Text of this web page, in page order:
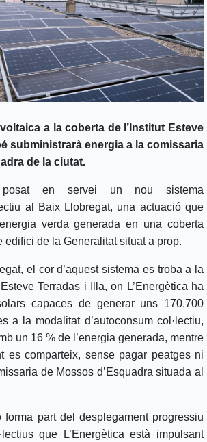
a la coberta de l’Institut Esteve
subministrarà energia a la comissaria
de la ciutat.
posat en servei un nou sistema
al Baix Llobregat, una actuació que
verda generada en una coberta
edifici de la Generalitat situat a prop.
el cor d’aquest sistema es troba a la
Terradas i Illa, on L’Energètica ha
capaces de generar uns 170.700
a la modalitat d’autoconsum col·lectiu,
un 16 % de l’energia generada, mentre
es comparteix, sense pagar peatges ni
de Mossos d’Esquadra situada al
forma part del desplegament progressiu
que L’Energètica està impulsant